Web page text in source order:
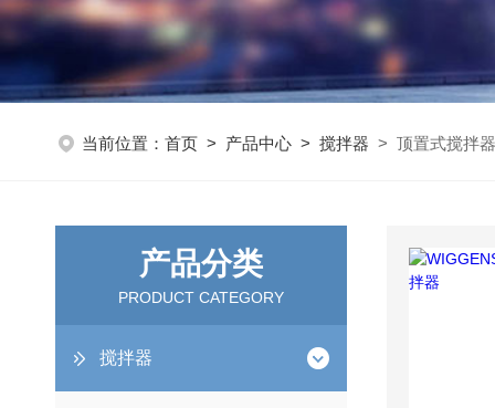
当前位置： 首页 > 产品中心 > 搅拌器 > 顶置式搅拌器
产品分类
PRODUCT CATEGORY
搅拌器